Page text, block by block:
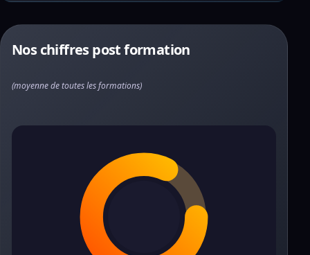
Nos chiffres post formation
(moyenne de toutes les formations)